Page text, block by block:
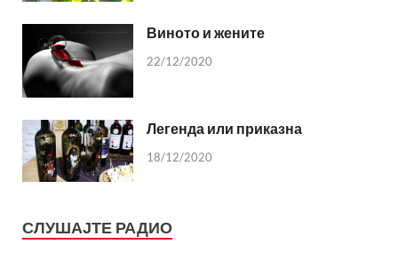
Виното и жените
22/12/2020
Легенда или приказна
18/12/2020
СЛУШАЈТЕ РАДИО